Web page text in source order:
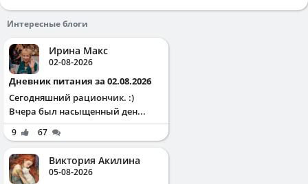
Интересные блоги
Ирина Макс
02-08-2026
Дневник питания за 02.08.2026
Сегодняшний рациончик. :)
Вчера был насыщенный ден...
9 67
Виктория Акилина
05-08-2026